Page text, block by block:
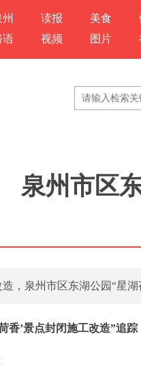
读报 美食
语 视频 图片
泉州市区
，泉州市区东湖公园“星
香’景点封闭施工改造”追踪